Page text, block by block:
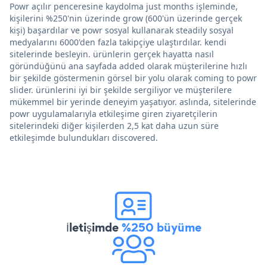
Powr açılır penceresine kaydolma just months işleminde,
kişilerini %250'nin üzerinde grow (600'ün üzerinde gerçek
kişi) başardılar ve powr sosyal kullanarak steadily sosyal
medyalarını 6000'den fazla takipçiye ulaştırdılar. kendi
sitelerinde besleyin. ürünlerin gerçek hayatta nasıl
göründüğünü ana sayfada added olarak müşterilerine hızlı
bir şekilde göstermenin görsel bir yolu olarak coming to powr
slider. ürünlerini iyi bir şekilde sergiliyor ve müşterilere
mükemmel bir yerinde deneyim yaşatıyor. aslında, sitelerinde
powr uygulamalarıyla etkileşime giren ziyaretçilerin
sitelerindeki diğer kişilerden 2,5 kat daha uzun süre
etkileşimde bulundukları discovered.
İletişimde%250 büyüme